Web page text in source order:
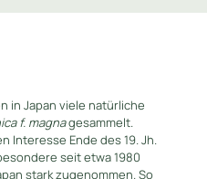
in Japan viele natürliche
f. magnagesammelt.
Interesse Ende des 19. Jh.
seit etwa 1980
stark zugenommen. So